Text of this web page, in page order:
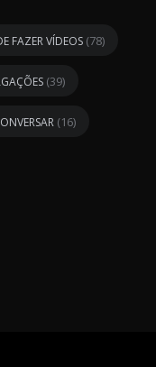
FAZER VÍDEOS (78)
(39)
(16)